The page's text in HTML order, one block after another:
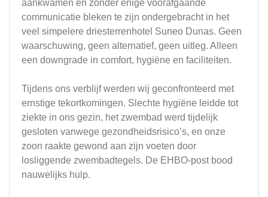
aankwamen en zonder enige voorafgaande
communicatie bleken te zijn ondergebracht in het
veel simpelere driesterrenhotel Suneo Dunas. Geen
waarschuwing, geen alternatief, geen uitleg. Alleen
een downgrade in comfort, hygiëne en faciliteiten.
Tijdens ons verblijf werden wij geconfronteerd met
ernstige tekortkomingen. Slechte hygiëne leidde tot
ziekte in ons gezin, het zwembad werd tijdelijk
gesloten vanwege gezondheidsrisico’s, en onze
zoon raakte gewond aan zijn voeten door
losliggende zwembadtegels. De EHBO-post bood
nauwelijks hulp.